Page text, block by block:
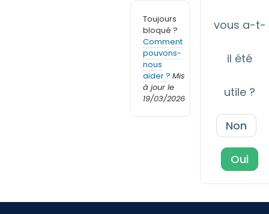
Toujours
bloqué ?
Comment
pouvons-
nous
aider ? Mis
à jour le
19/03/2026
vous a-t-
il été
utile ?
Non
Oui